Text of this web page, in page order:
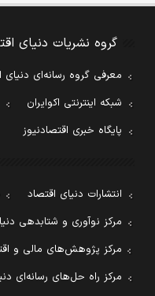
گروه نشریات دنیای
معرفی گروه رسانه‌ای دنیای
شبکه اینترنتی اکوایران
پایگاه خبری اقتصادنیوز
انتشارات دنیای اقتصاد
مرکز نوآوری و شتابدهی
مرکز پژوهش‌های مالی و
مرکز راه حل‌های رسانه‌ای